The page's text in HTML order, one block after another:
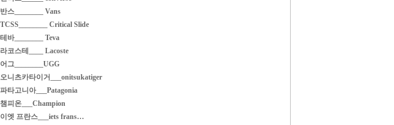
반스________ Vans
TCSS________ Critical Slide
테바________ Teva
라코스테____ Lacoste
어그________UGG
오니츠카타이거___onitsukatiger
파타고니아___Patagonia
챔피온___Champion
이엣 프란스___iets frans…